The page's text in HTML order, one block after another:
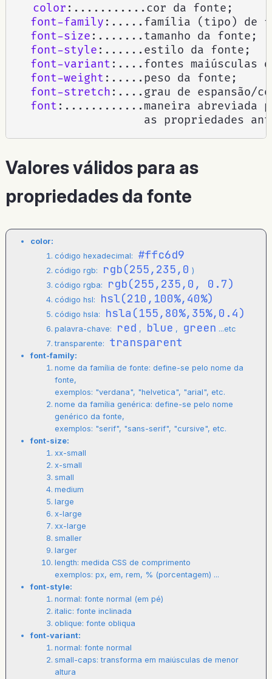
color : ...........cor da fonte ;
font-family : .....família ( tipo ) de
font-size : .......tamanho da fonte ;
font-style : ......estilo da fonte ;
font-variant : ....fontes maiúsculas
font-weight : .....peso da fonte ;
font-stretch : ....grau de espansão/
font : ............maneira abreviada
as propriedades
Valores válidos para as
propriedades da fonte
color:
código hexadecimal:
#ffc6d9
código rgb: rgb(255,235,0 )
código rgba:
rgb(255,235,0, 0.7)
código hsl: hsl(210,100%,40%)
código hsla: hsla(155,80%,35%,0.4)
palavra-chave: red , blue , green ...etc
transparente:
transparent
font-family:
nome da família de fonte: define-se pelo nome da
fonte,
exemplos: "verdana", "helvetica", "arial", etc.
nome da família genérica: define-se pelo nome
genérico da fonte,
exemplos: "serif", "sans-serif", "cursive", etc.
font-size:
xx-small
x-small
small
medium
large
x-large
xx-large
smaller
larger
length: medida CSS de comprimento
exemplos: px, em, rem, % (porcentagem) ...
font-style:
normal: fonte normal (em pé)
italic: fonte inclinada
oblique: fonte obliqua
font-variant:
normal: fonte normal
small-caps: transforma em maiúsculas de menor
altura